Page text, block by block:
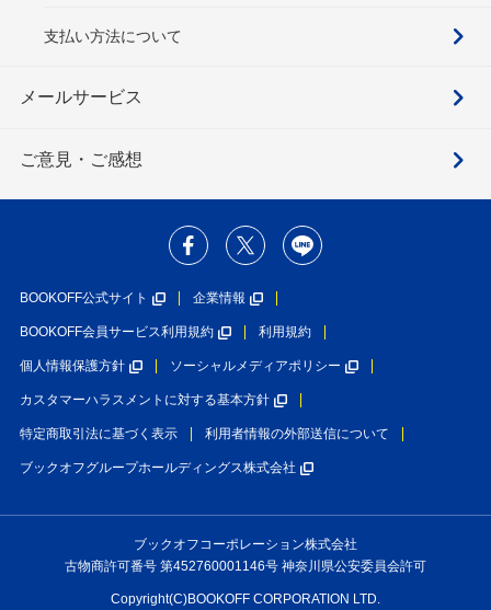
支払い方法について
メールサービス
ご意見・ご感想
BOOKOFF公式サイト 企業情報
BOOKOFF会員サービス利用規約 利用規約
個人情報保護方針 ソーシャルメディアポリシー
カスタマーハラスメントに対する基本方針
特定商取引法に基づく表示 利用者情報の外部送信について
ブックオフグループホールディングス株式会社
ブックオフコーポレーション株式会社
古物商許可番号 第452760001146号 神奈川県公安委員会許可
Copyright(C)BOOKOFF CORPORATION LTD.